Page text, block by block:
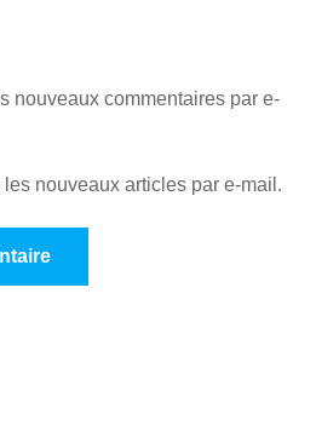
nouveaux commentaires par e-
nouveaux articles par e-mail.